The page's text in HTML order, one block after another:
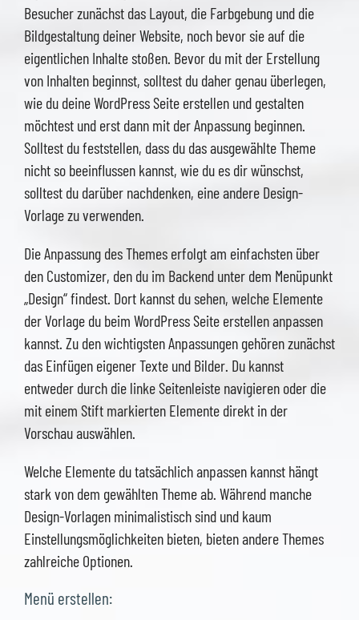
Besucher zunächst das Layout, die Farbgebung und die
Bildgestaltung deiner Website, noch bevor sie auf die
eigentlichen Inhalte stoßen. Bevor du mit der Erstellung
von Inhalten beginnst, solltest du daher genau überlegen,
wie du deine WordPress Seite erstellen und gestalten
möchtest und erst dann mit der Anpassung beginnen.
Solltest du feststellen, dass du das ausgewählte Theme
nicht so beeinflussen kannst, wie du es dir wünschst,
solltest du darüber nachdenken, eine andere Design-
Vorlage zu verwenden.
Die Anpassung des Themes erfolgt am einfachsten über
den Customizer, den du im Backend unter dem Menüpunkt
„Design“ findest. Dort kannst du sehen, welche Elemente
der Vorlage du beim WordPress Seite erstellen anpassen
kannst. Zu den wichtigsten Anpassungen gehören zunächst
das Einfügen eigener Texte und Bilder. Du kannst
entweder durch die linke Seitenleiste navigieren oder die
mit einem Stift markierten Elemente direkt in der
Vorschau auswählen.
Welche Elemente du tatsächlich anpassen kannst hängt
stark von dem gewählten Theme ab. Während manche
Design-Vorlagen minimalistisch sind und kaum
Einstellungsmöglichkeiten bieten, bieten andere Themes
zahlreiche Optionen.
Menü erstellen: